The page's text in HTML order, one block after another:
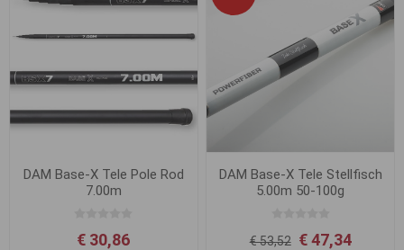
DAM Base-X Tele Pole Rod
7.00m
€ 30,86
DAM Base-X Tele Stellfisch
5.00m 50-100g
€ 53,52 € 47,34